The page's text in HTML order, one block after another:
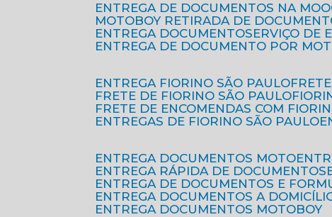
ENTREGA DE DOCUMENTOS NA
MOTOBOY RETIRADA DE
ENTREGA DOCUMENTO
SERVIÇO
ENTREGA DE DOCUMENTO POR
ENTREGA FIORINO SÃO PAULO
FRETE DE FIORINO SÃO PAULO
FRETE DE ENCOMENDAS COM
ENTREGAS DE FIORINO SÃO PAULO
ENTREGA DOCUMENTOS MOTO
ENTREGA RÁPIDA DE DOCUMENTOS
ENTREGA DE DOCUMENTOS E
ENTREGA DOCUMENTOS A
ENTREGA DOCUMENTOS MOTOBOY